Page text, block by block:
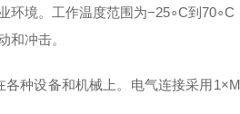
环境。工作温度范围为−25∘C到70∘C
和冲击。
种设备和机械上。电气连接采用